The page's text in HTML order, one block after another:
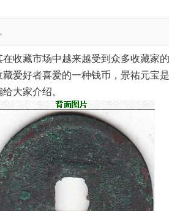
藏市场中越来越受到众多收藏家
爱好者喜爱的一种钱币，景祐元宝
大家介绍。